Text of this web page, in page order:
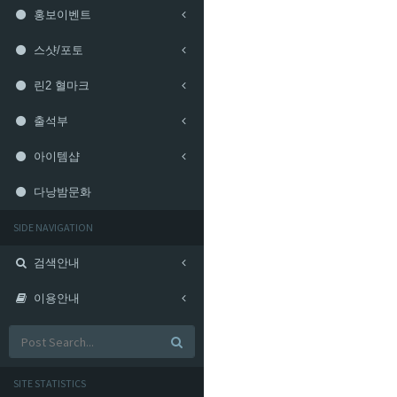
홍보이벤트
스샷/포토
린2 혈마크
출석부
아이템샵
다낭밤문화
SIDE NAVIGATION
검색안내
이용안내
SITE STATISTICS